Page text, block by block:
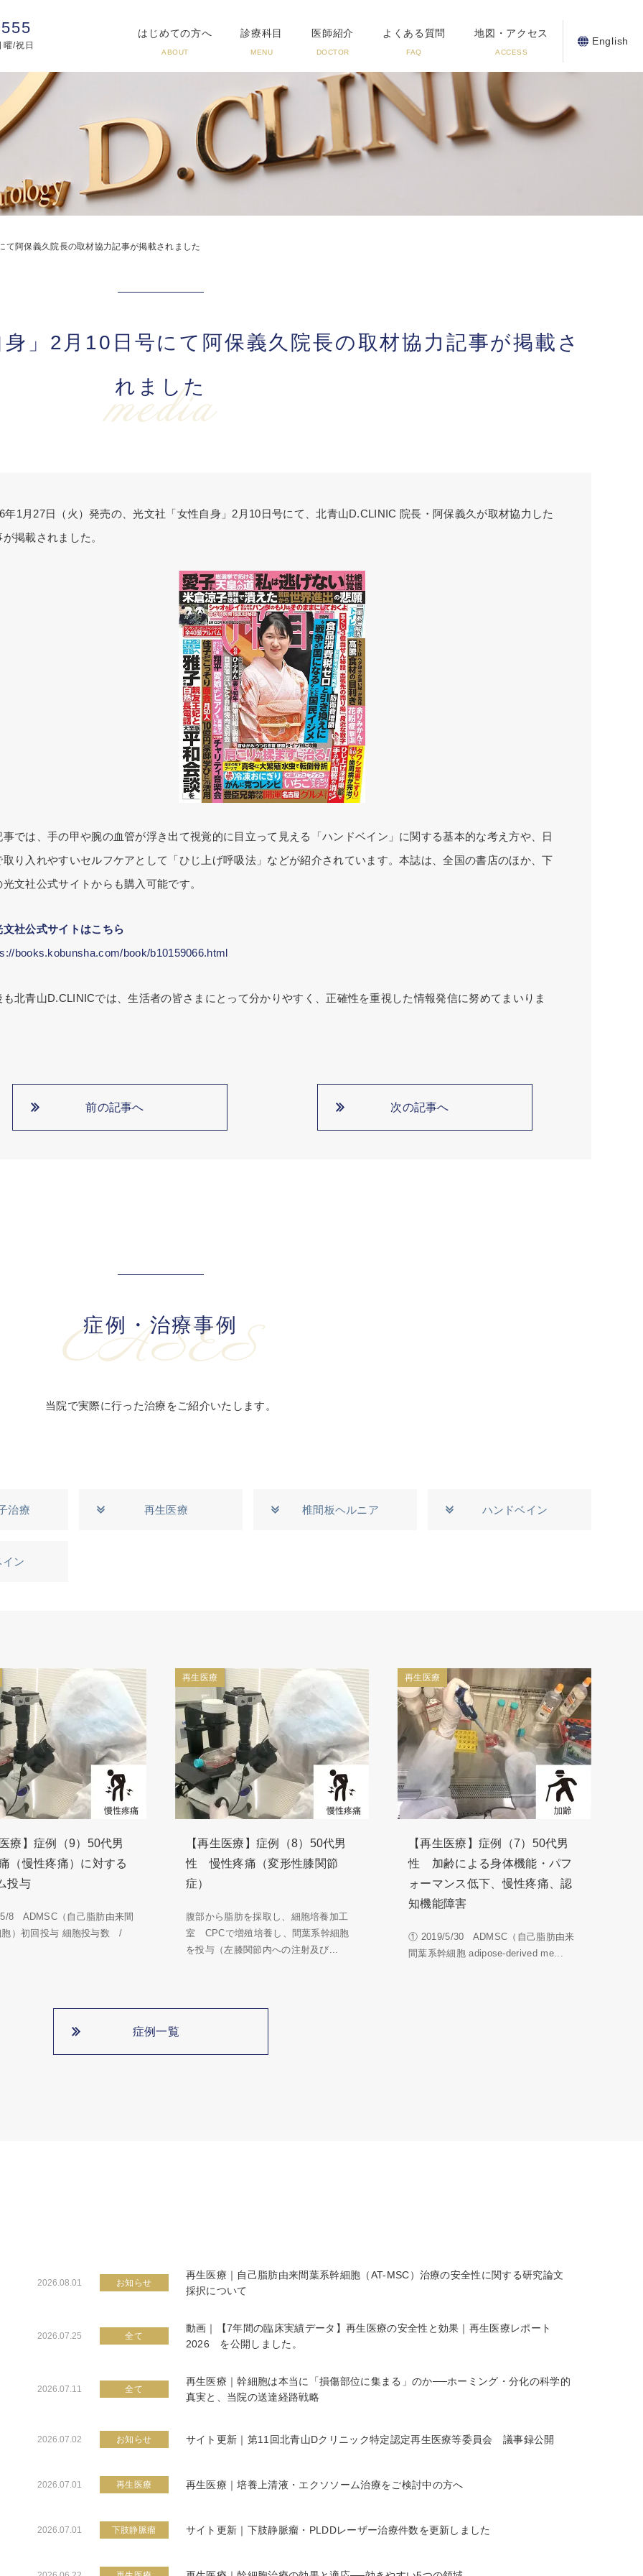
/祝日
はじめての方へ
ABOUT
診療科目
MENU
医師紹介
DOCTOR
よくある質問
FAQ
地図・アクセス
ACCESS
English
阿保義久院長の取材協力記事が掲載されました
」2月10日号にて阿保義久院長の取材協力記事が掲載さ
れました
media
年1月27日（火）発売の、光文社「女性自身」2月10日号にて、北青山D.CLINIC 院長・阿保義久が取材協力した
掲載されました。
事では、手の甲や腕の血管が浮き出て視覚的に目立って見える「ハンドベイン」に関する基本的な考え方や、日
取り入れやすいセルフケアとして「ひじ上げ呼吸法」などが紹介されています。本誌は、全国の書店のほか、下
光文社公式サイトからも購入可能です。
社公式サイトはこちら
books.kobunsha.com/book/b10159066.html
も北青山D.CLINICでは、生活者の皆さまにとって分かりやすく、正確性を重視した情報発信に努めてまいりま
前の記事へ 次の記事へ
症例・治療事例
CASES
当院で実際に行った治療をご紹介いたします。
治療 再生医療 椎間板ヘルニア ハンドベイン
ン
療】症例（9）50代男
（慢性疼痛）に対する
投与
8 ADMSC（自己脂肪由来間
胞）初回投与 細胞投与数 /
再生医療
【再生医療】症例（8）50代男
性 慢性疼痛（変形性膝関節
症）
腹部から脂肪を採取し、細胞培養加工
室 CPCで増殖培養し、間葉系幹細胞
を投与（左膝関節内への注射及び...
再生医療
【再生医療】症例（7）50代男
性 加齢による身体機能・パフ
ォーマンス低下、慢性疼痛、認
知機能障害
① 2019/5/30 ADMSC（自己脂肪由来
間葉系幹細胞 adipose-derived me...
症例一覧
2026.08.01 お知らせ
再生医療｜自己脂肪由来間葉系幹細胞（AT-MSC）治療の安全性に関する研究論文
採択について
2026.07.25 全て
動画｜【7年間の臨床実績データ】再生医療の安全性と効果｜再生医療レポート
2026 を公開しました。
2026.07.11 全て
再生医療｜幹細胞は本当に「損傷部位に集まる」のか──ホーミング・分化の科学的
真実と、当院の送達経路戦略
2026.07.02 お知らせ サイト更新｜第11回北青山Dクリニック特定認定再生医療等委員会 議事録公開
2026.07.01 再生医療 再生医療｜培養上清液・エクソソーム治療をご検討中の方へ
2026.07.01 下肢静脈瘤 サイト更新｜下肢静脈瘤・PLDDレーザー治療件数を更新しました